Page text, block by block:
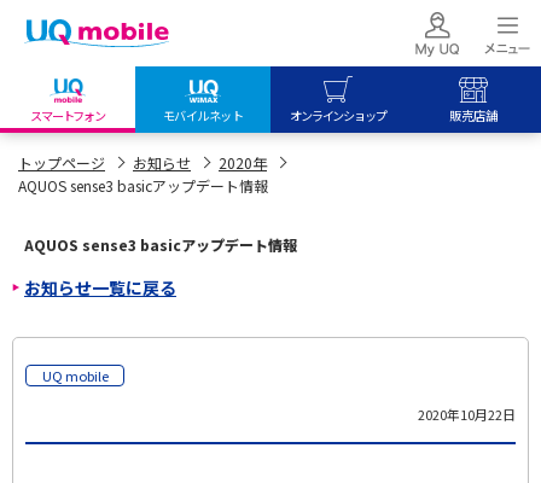
スマートフォン モバイルネット オンラインショップ 販売店舗
my UQ WiMAX
UQ WiMAX ご契約の方
My UQ mobile
データチャージサイト
UQ mobile
オンラインショップ
UQ WiMAX
UQ mobile
販売店舗
UQ WiMAX
トップページ お知らせ
2020年
AQUOS sense3 basicアップデート情報
AQUOS sense3 basicアップデート情報
お知らせ一覧に戻る
UQ mobile
2020年10月22日